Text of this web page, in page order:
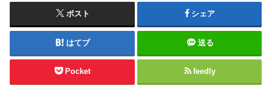
ポスト シェア
はてブ 送る
Pocket feedly